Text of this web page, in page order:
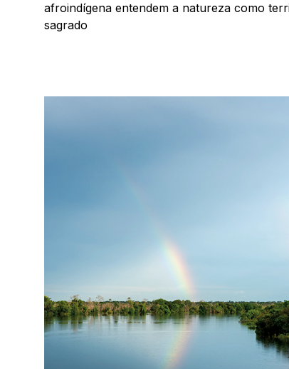
afroindígena entendem a natureza como
sagrado